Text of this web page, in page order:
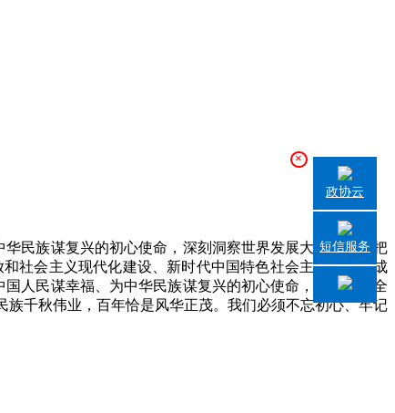
民族谋复兴的初心使命，深刻洞察世界发展大势，准确把
社会主义现代化建设、新时代中国特色社会主义的伟大成
人民谋幸福、为中华民族谋复兴的初心使命，团结带领全
千秋伟业，百年恰是风华正茂。我们必须不忘初心、牢记
×
政协云
短信服务